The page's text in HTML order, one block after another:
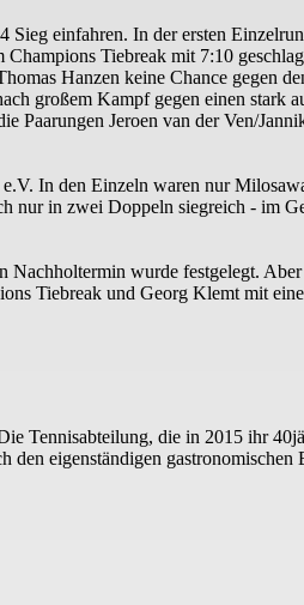
einfahren. In der ersten
Tiebreak mit 7:10
Hanzen keine Chance gegen
großem Kampf gegen einen stark
Paarungen Jeroen van der Ven/
In den Einzeln waren nur
nur in zwei Doppeln siegreich - im
wurde festgelegt.
Tiebreak und Georg Klemt mit
Tennisabteilung, die in 2015 ihr
eigenständigen gastronomischen